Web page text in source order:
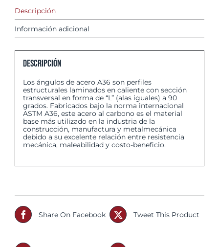
Descripción
Información adicional
Descripción
Los ángulos de acero A36 son perfiles
estructurales laminados en caliente con sección
transversal en forma de “L” (alas iguales) a 90
grados. Fabricados bajo la norma internacional
ASTM A36, este acero al carbono es el material
base más utilizado en la industria de la
construcción, manufactura y metalmecánica
debido a su excelente relación entre resistencia
mecánica, maleabilidad y costo-beneficio.
Share On Facebook Tweet This Product